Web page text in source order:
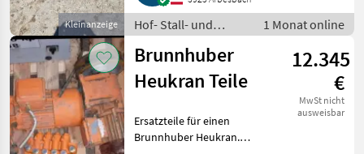
Kleinanzeige
Hof- Stall- und
Weidetechnik /
Heutechnik
1 Monat online
Brunnhuber
Heukran Teile
12.345
€
MwSt nicht
ausweisbar
Ersatzteile für einen
Brunnhuber Heukran.